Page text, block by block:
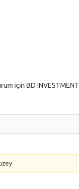
için BD INVESTMENT